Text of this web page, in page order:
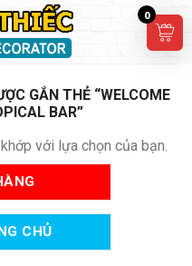
GẮN THẺ “WELCOME
BAR”
với lựa chọn của bạn.
CHỦ
0